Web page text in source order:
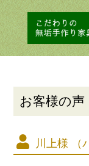
お客様の声
川上様 （